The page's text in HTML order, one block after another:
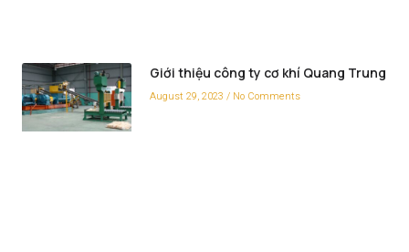
Giới thiệu công ty cơ khí Quang Trung
August 29, 2023 No Comments